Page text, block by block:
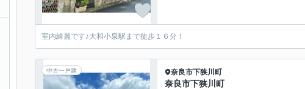
室内綺麗です♪大和小泉駅まで徒歩１６分！
中古一戸建 奈良市下狭川町
奈良市下狭川町